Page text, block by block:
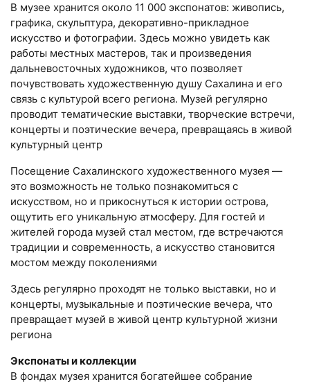
В музее хранится около 11 000 экспонатов: живопись,
графика, скульптура, декоративно-прикладное
искусство и фотографии. Здесь можно увидеть как
работы местных мастеров, так и произведения
дальневосточных художников, что позволяет
почувствовать художественную душу Сахалина и его
связь с культурой всего региона. Музей регулярно
проводит тематические выставки, творческие встречи,
концерты и поэтические вечера, превращаясь в живой
культурный центр
Посещение Сахалинского художественного музея —
это возможность не только познакомиться с
искусством, но и прикоснуться к истории острова,
ощутить его уникальную атмосферу. Для гостей и
жителей города музей стал местом, где встречаются
традиции и современность, а искусство становится
мостом между поколениями
Здесь регулярно проходят не только выставки, но и
концерты, музыкальные и поэтические вечера, что
превращает музей в живой центр культурной жизни
региона
Экспонаты и коллекции
В фондах музея хранится богатейшее собрание